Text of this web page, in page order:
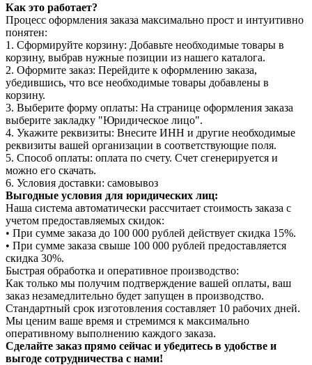
Как это работает?
Процесс оформления заказа максимально прост и интуитивно
понятен:
1. Сформируйте корзину: Добавьте необходимые товары в
корзину, выбрав нужные позиции из нашего каталога.
2. Оформите заказ: Перейдите к оформлению заказа,
убедившись, что все необходимые товары добавлены в
корзину.
3. Выберите форму оплаты: На странице оформления заказа
выберите закладку "Юридическое лицо".
4. Укажите реквизиты: Внесите ИНН и другие необходимые
реквизиты вашей организации в соответствующие поля.
5. Способ оплаты: оплата по счету. Счет сгенерируется и
можно его скачать.
6. Условия доставки: самовывоз
Выгодные условия для юридических лиц:
Наша система автоматически рассчитает стоимость заказа с
учетом предоставляемых скидок:
• При сумме заказа до 100 000 рублей действует скидка 15%.
• При сумме заказа свыше 100 000 рублей предоставляется
скидка 30%.
Быстрая обработка и оперативное производство:
Как только мы получим подтверждение вашей оплаты, ваш
заказ незамедлительно будет запущен в производство.
Стандартный срок изготовления составляет 10 рабочих дней.
Мы ценим ваше время и стремимся к максимально
оперативному выполнению каждого заказа.
Сделайте заказ прямо сейчас и убедитесь в удобстве и
выгоде сотрудничества с нами!